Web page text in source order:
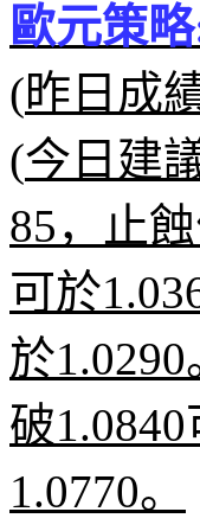
歐元策略
(昨日成
(今日建
85，止
可於
於1.0290
破1.0840
1.0770。